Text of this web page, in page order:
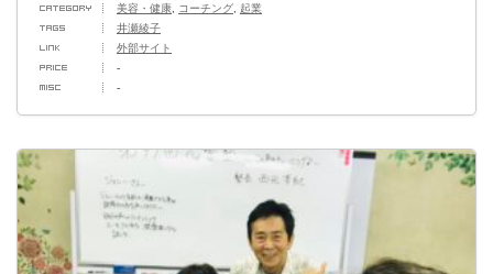
美容・健康
コーチング
起業
井瀬綾子
外部サイト
-
-